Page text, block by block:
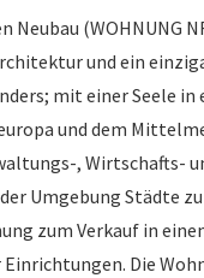
(WOHNUNG
und ein
mit einer Seele
und dem
, Wirtschafts-
Umgebung Städte
zum Verkauf in
Die